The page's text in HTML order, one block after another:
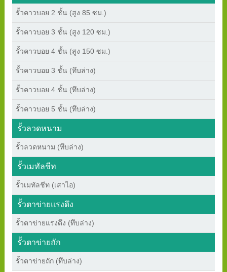
รั้วคาวบอย 2 ชั้น (สูง 85 ซม.)
รั้วคาวบอย 3 ชั้น (สูง 120 ซม.)
รั้วคาวบอย 4 ชั้น (สูง 150 ซม.)
รั้วคาวบอย 3 ชั้น (ทึบล่าง)
รั้วคาวบอย 4 ชั้น (ทึบล่าง)
รั้วคาวบอย 5 ชั้น (ทึบล่าง)
รั้วลวดหนาม
รั้วลวดหนาม (ทึบล่าง)
รั้วเมทัลชีท
รั้วเมทัลชีท (เสาไอ)
รั้วตาข่ายแรงดึง
รั้วตาข่ายแรงดึง (ทึบล่าง)
รั้วตาข่ายถัก
รั้วตาข่ายถัก (ทึบล่าง)